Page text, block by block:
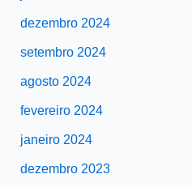
dezembro 2024
setembro 2024
agosto 2024
fevereiro 2024
janeiro 2024
dezembro 2023